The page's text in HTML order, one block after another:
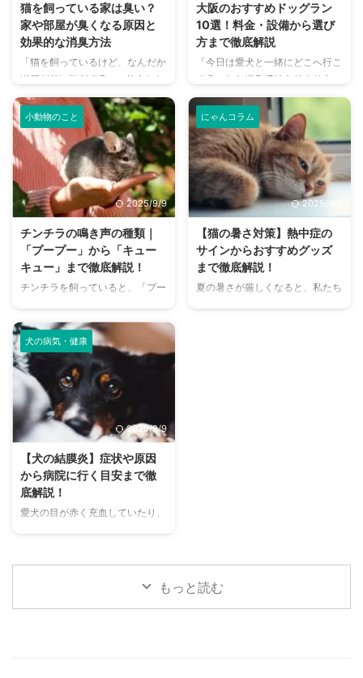
猫を飼っている家は臭い？
家や部屋が臭くなる原因と
効果的な消臭方法
「猫を飼っているけど、なんだか
部屋が臭い気がする…」そんなお
悩みはありませんか？猫との暮ら
しは幸せで満ちていますが、独特
のにおいが気になるという飼い主
さんは少なくありません。 特
に、来客時などは「うちのにお
い、大丈夫かな？」と不安に感じ
てしまうこともあるでしょう。
この記事では、猫のにおいの原因
を根本から突き止め、トイレ、
体、部屋など、場所別に具体的な
消臭対策を徹底的に解説します。
さらに、猫と飼い主さん両方にと
って快適な消臭グッズの選び方ま
の情報を網羅的にご紹介します。
今 ...
大阪のおすすめドッグラン
10選！料金・設備から選び
方まで徹底解説
「今日は愛犬と一緒にどこへ行こ
う？」とお悩みではありません
か？大阪には、広大な敷地でのび
のびと遊べるドッグランから、都
心でアクセスしやすい便利な施設
まで、魅力的なドッグランがたく
さんあります。 しかし、「初め
てドッグランに行くから不安」
「どの施設が愛犬に合っているか
わからない」という方も多いので
はないでしょうか。 この記事で
は、大阪府内にある人気のドッグ
ランを厳選し、料金、広さ、利用
条件、設備など、気になる情報を
網羅的に解説します。 さらに、
小動物のこと
2025/9/9
チンチラの鳴き声の種類｜
「プープー」から「キュー
キュー」まで徹底解説！
チンチラを飼っていると、「プー
まざまな鳴き声が聞こえてくるこ
とがありますよね。 チンチラは
犬や猫のように鳴き声で感情を表
現するため、その鳴き声の意味を
理解することは、愛チンチラとの
関係を深める上で非常に大切で
す。 この記事では、チンチラの
代表的な鳴き声の種類とその意味
鳴き声からわかるストレスや病気
のサイン、チンチラが鳴く理由を
理解して良好な関係を築くための
ヒントもご紹介します。 この記
ニ ...
にゃんコラム
2025/9/9
【猫の暑さ対策】熱中症の
サインからおすすめグッズ
まで徹底解説！
夏の暑さが厳しくなると、私たち
る ...
犬の病気・健康
2025/9/9
【犬の結膜炎】症状や原因
から病院に行く目安まで徹
底解説！
愛犬の目が赤く充血していたり、
る目の病気ですが、原因や症状は
さまざまです。 この記事では、
もっと読む